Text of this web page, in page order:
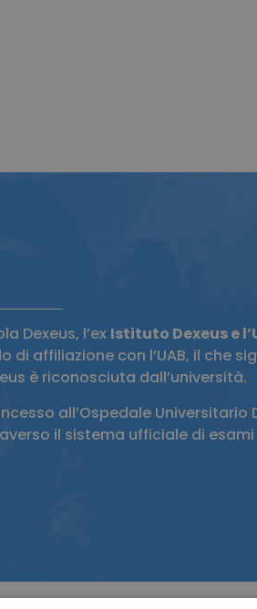
Dexeus, l’ex Istituto Dexeus e
affiliazione con l’UAB, il che
è riconosciuta dall’università.
all’Ospedale Universitario
il sistema ufficiale di esami